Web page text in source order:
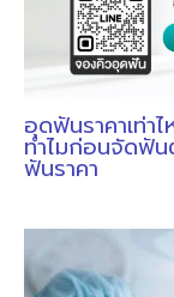
อุดฟันราคาเท่า
ทำไมก่อนจัดฟั
ฟันราคา